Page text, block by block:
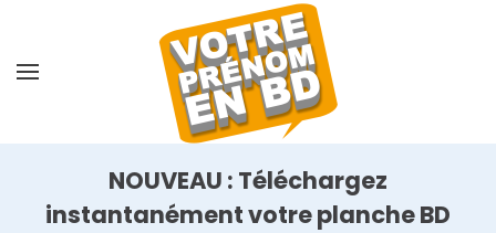
NOUVEAU : Téléchargez
instantanément votre planche BD